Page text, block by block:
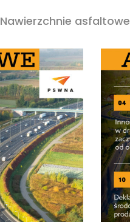
Nawierzchnie asfaltowe